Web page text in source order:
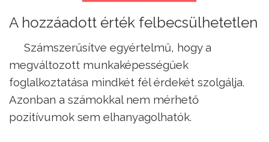
A hozzáadott érték felbecsülhetetlen
Számszerűsítve egyértelmű, hogy a
megváltozott munkaképességűek
foglalkoztatása mindkét fél érdekét szolgálja.
Azonban a számokkal nem mérhető
pozitívumok sem elhanyagolhatók.